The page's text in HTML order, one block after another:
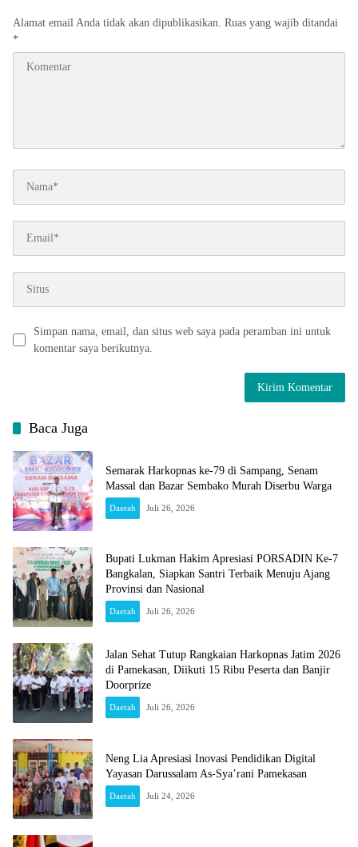
Alamat email Anda tidak akan dipublikasikan. Ruas yang wajib ditandai
*
Simpan nama, email, dan situs web saya pada peramban ini untuk
komentar saya berikutnya.
Baca Juga
Semarak Harkopnas ke-79 di Sampang, Senam
Massal dan Bazar Sembako Murah Diserbu Warga
Daerah Juli 26, 2026
Bupati Lukman Hakim Apresiasi PORSADIN Ke-7
Bangkalan, Siapkan Santri Terbaik Menuju Ajang
Provinsi dan Nasional
Daerah Juli 26, 2026
Jalan Sehat Tutup Rangkaian Harkopnas Jatim 2026
di Pamekasan, Diikuti 15 Ribu Peserta dan Banjir
Doorprize
Daerah Juli 26, 2026
Neng Lia Apresiasi Inovasi Pendidikan Digital
Yayasan Darussalam As-Sya’rani Pamekasan
Daerah Juli 24, 2026